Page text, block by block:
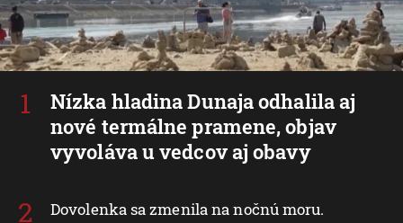
Nízka hladina Dunaja odhalila aj
nové termálne pramene, objav
vyvoláva u vedcov aj obavy
Dovolenka sa zmenila na nočnú moru.